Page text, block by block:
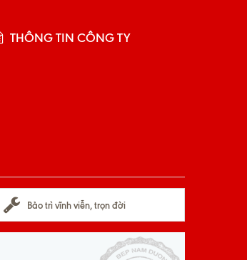
THÔNG TIN CÔNG TY
Bảo trì vĩnh viễn, trọn đời